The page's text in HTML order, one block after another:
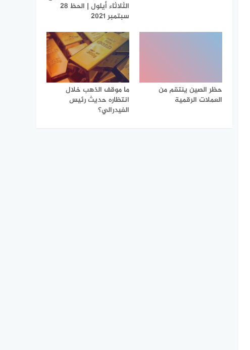
الثلاثاء أيلول | الحظ 28
سبتمبر 2021
حظر الصين ينتقم من
العملات الرقمية
ما موقف الذهب خلال
انتظاره حديث رئيس
الفيدرالي؟